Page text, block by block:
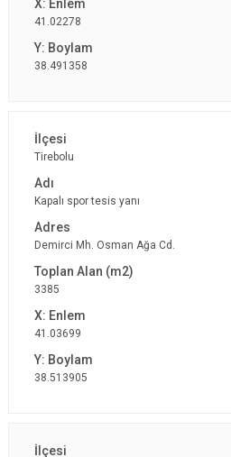
41.02278
38.491358
Tirebolu
Kapalı spor tesis yanı
Demirci Mh. Osman Ağa Cd.
3385
41.03699
38.513905